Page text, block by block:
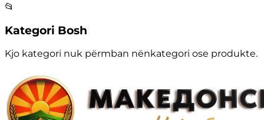
📂
Kategori Bosh
Kjo kategori nuk përmban nënkategori ose produkte.